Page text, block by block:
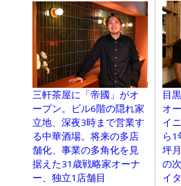
三軒茶屋に「帝國」がオ
ープン。ビル6階の隠れ家
立地、深夜3時まで営業す
る中華酒場。将来の多店
舗化、事業の多角化を見
据えた31歳戦略家オーナ
ー、独立1店舗目
目
オ
イ
ら1
坪
の
イ